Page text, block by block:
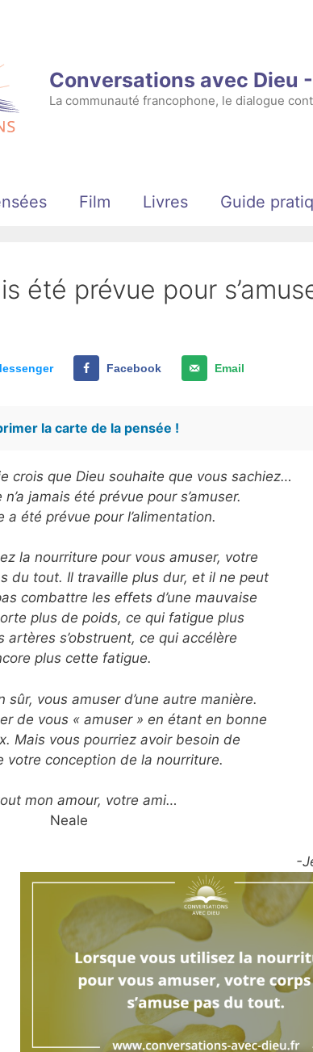
Conversations avec Dieu
La communauté francophone, le dialogue
Film Livres Guide
été prévue pour
Facebook Email
la carte de la pensée !
crois que Dieu souhaite que vous sachiez…
jamais été prévue pour s’amuser.
a été prévue pour l’alimentation.
la nourriture pour vous amuser, votre
du tout. Il travaille plus dur, et il ne peut
combattre les effets d’une mauvaise
plus de poids, ce qui fatigue plus
artères s’obstruent, ce qui accélère
plus cette fatigue.
sûr, vous amuser d’une autre manière.
de vous « amuser » en étant en bonne
Mais vous pourriez avoir besoin de
votre conception de la nourriture.
mon amour, votre ami…
Neale
-